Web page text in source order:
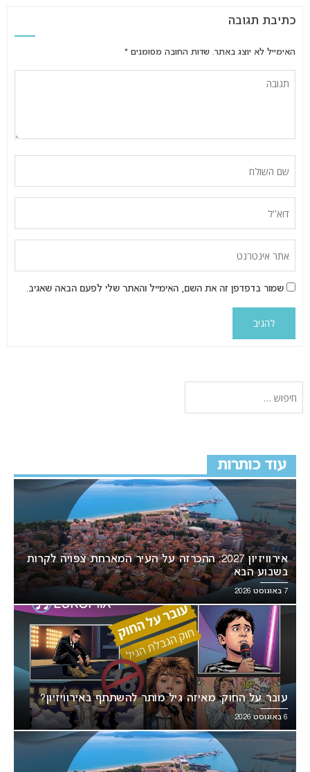
כתיבת תגובה
האימייל לא יוצג באתר. שדות החובה מסומנים *
שמור בדפדפן זה את השם, האימייל והאתר שלי לפעם הבאה שאגיב.
עוד כותרות
אירוויזיון 2027: ההכרזה על העיר המארחת צפויה לקרות
בשבוע הבא
7 באוגוסט 2026
עובר על החוק: מאיזה גיל מותר להשתתף באירוויזיון?
6 באוגוסט 2026